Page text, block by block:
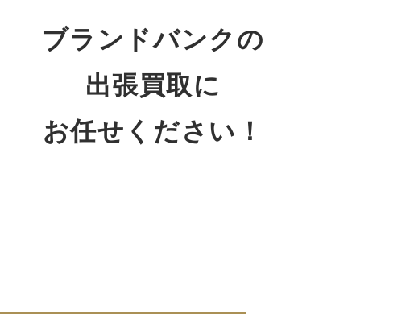
ブランドバンクの
出張買取に
お任せください！